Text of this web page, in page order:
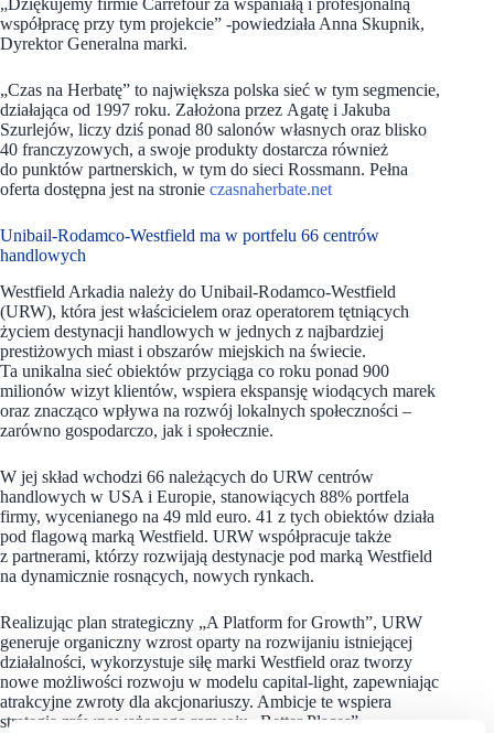
współpracę przy tym projekcie” -powiedziała Anna Skupnik,
Dyrektor Generalna marki.
„Czas na Herbatę” to największa polska sieć w tym segmencie,
działająca od 1997 roku. Założona przez Agatę i Jakuba
Szurlejów, liczy dziś ponad 80 salonów własnych oraz blisko
40 franczyzowych, a swoje produkty dostarcza również
do punktów partnerskich, w tym do sieci Rossmann. Pełna
oferta dostępna jest na stronie czasnaherbate.net
Unibail-Rodamco-Westfield ma w portfelu 66 centrów
handlowych
Westfield Arkadia należy do Unibail-Rodamco-Westfield
(URW), która jest właścicielem oraz operatorem tętniących
życiem destynacji handlowych w jednych z najbardziej
prestiżowych miast i obszarów miejskich na świecie.
Ta unikalna sieć obiektów przyciąga co roku ponad 900
milionów wizyt klientów, wspiera ekspansję wiodących marek
oraz znacząco wpływa na rozwój lokalnych społeczności –
zarówno gospodarczo, jak i społecznie.
W jej skład wchodzi 66 należących do URW centrów
handlowych w USA i Europie, stanowiących 88% portfela
firmy, wycenianego na 49 mld euro. 41 z tych obiektów działa
pod flagową marką Westfield. URW współpracuje także
z partnerami, którzy rozwijają destynacje pod marką Westfield
na dynamicznie rosnących, nowych rynkach.
Realizując plan strategiczny „A Platform for Growth”, URW
generuje organiczny wzrost oparty na rozwijaniu istniejącej
działalności, wykorzystuje siłę marki Westfield oraz tworzy
nowe możliwości rozwoju w modelu capital‑light, zapewniając
atrakcyjne zwroty dla akcjonariuszy. Ambicje te wspiera
strategia zrównoważonego rozwoju „Better Places”,